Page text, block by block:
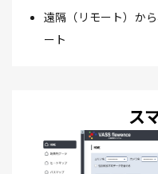
遠隔（リモート）か
ート
ス